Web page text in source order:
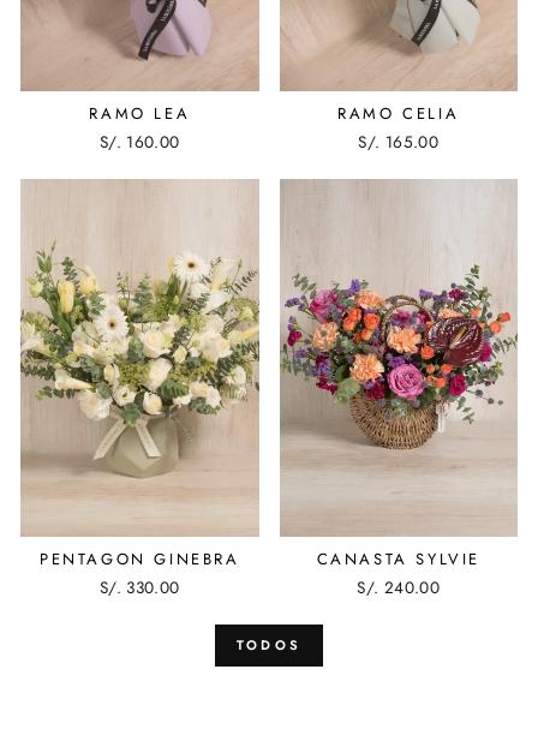
RAMO LEA
S/. 160.00
RAMO CELIA
S/. 165.00
PENTAGON GINEBRA
S/. 330.00
CANASTA SYLVIE
S/. 240.00
TODOS